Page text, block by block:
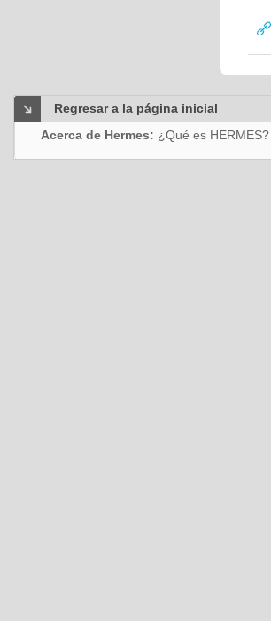
Regresar a la página inicial
Acerca de Hermes: ¿Qué es HERMES?